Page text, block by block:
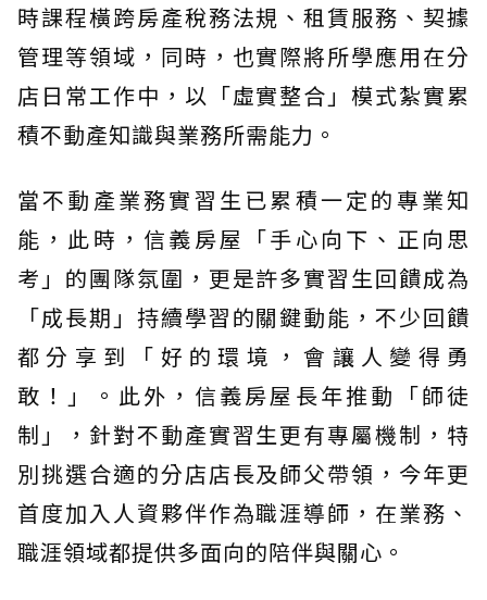
時課程橫跨房產稅務法規、租賃服務、契據
管理等領域，同時，也實際將所學應用在分
店日常工作中，以「虛實整合」模式紮實累
積不動產知識與業務所需能力。
當不動產業務實習生已累積一定的專業知
能，此時，信義房屋「手心向下、正向思
考」的團隊氛圍，更是許多實習生回饋成為
「成長期」持續學習的關鍵動能，不少回饋
都分享到「好的環境，會讓人變得勇
敢！」。此外，信義房屋長年推動「師徒
制」，針對不動產實習生更有專屬機制，特
別挑選合適的分店店長及師父帶領，今年更
首度加入人資夥伴作為職涯導師，在業務、
職涯領域都提供多面向的陪伴與關心。